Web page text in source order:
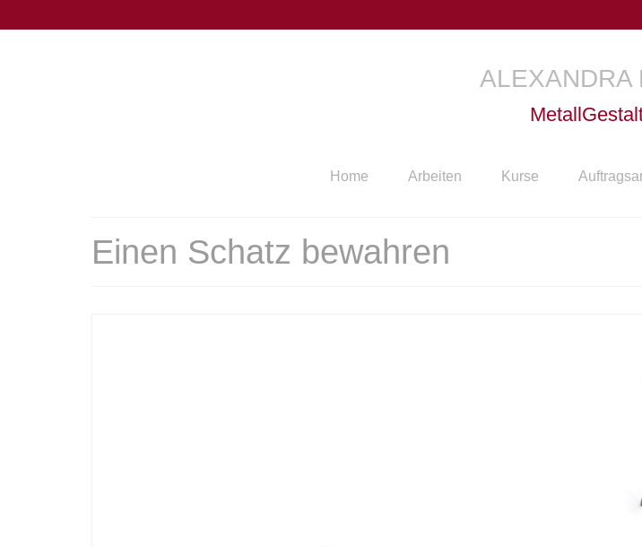
ALEXANDRA
Home Arbeiten Kurse
Einen Schatz bewahren